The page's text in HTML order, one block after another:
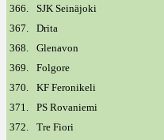
366.
SJK Seinäjoki
367.
Drita
368.
Glenavon
369.
Folgore
370.
KF Feronikeli
371.
PS Rovaniemi
372.
Tre Fiori